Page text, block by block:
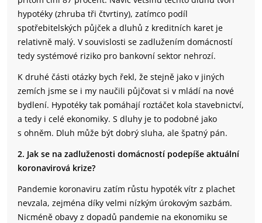
hypotéky (zhruba tři čtvrtiny), zatímco podíl
spotřebitelských půjček a dluhů z kreditních karet je
relativně malý. V souvislosti se zadlužením domácností
tedy systémové riziko pro bankovní sektor nehrozí.
K druhé části otázky bych řekl, že stejně jako v jiných
zemích jsme se i my naučili půjčovat si v mládí na nové
bydlení. Hypotéky tak pomáhají roztáčet kola stavebnictví,
a tedy i celé ekonomiky. S dluhy je to podobné jako
s ohněm. Dluh může být dobrý sluha, ale špatný pán.
2. Jak se na zadluženosti domácností podepíše aktuální
koronavirová krize?
Pandemie koronaviru zatím růstu hypoték vítr z plachet
nevzala, zejména díky velmi nízkým úrokovým sazbám.
Nicméně obavy z dopadů pandemie na ekonomiku se